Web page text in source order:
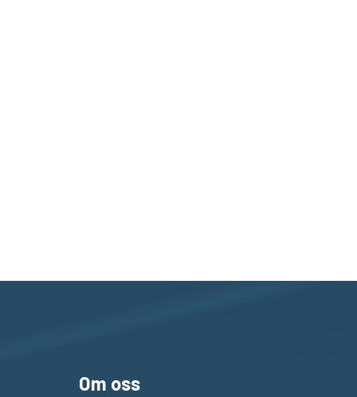
Om oss